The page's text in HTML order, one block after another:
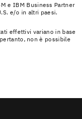
e IBM Business Partner
e/o in altri paesi.
effettivi variano in base
non è possibile